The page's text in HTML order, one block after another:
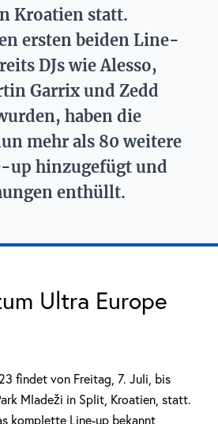
Kroatien statt.
ersten beiden Line-
DJs wie Alesso,
Garrix und Zedd
haben die
mehr als 80 weitere
up hinzugefügt und
enthüllt.
Ultra Europe
findet von Freitag, 7. Juli, bis
Mladeži in Split, Kroatien, statt.
komplette Line-up bekannt